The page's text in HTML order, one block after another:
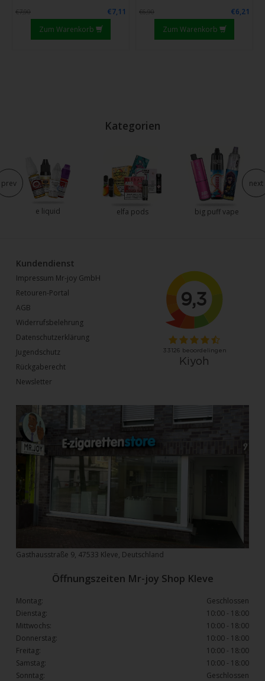
€7,90
€7,11
Zum Warenkorb
€6,90
€6,21
Zum Warenkorb
Kategorien
e liquid elfa pods big puff vape
prev next
Kundendienst
Impressum Mr-joy GmbH
Retouren-Portal
AGB
Widerrufsbelehrung
Datenschutzerklärung
Jugendschutz
Rückgaberecht
Newsletter
Gasthausstraße 9, 47533 Kleve, Deutschland
Öffnungszeiten Mr-joy Shop Kleve
Montag:
Geschlossen
Dienstag:
10:00 - 18:00
Mittwochs:
10:00 - 18:00
Donnerstag:
10:00 - 18:00
Freitag:
10:00 - 18:00
Samstag:
10:00 - 18:00
Sonntag:
Geschlossen